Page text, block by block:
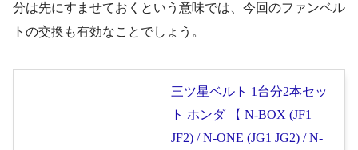
分は先にすませておくという意味では、今回のファンベル
トの交換も有効なことでしょう。
三ツ星ベルト 1台分2本セッ
ト ホンダ 【 N-BOX (JF1
JF2) / N-ONE (JG1 JG2) / N-